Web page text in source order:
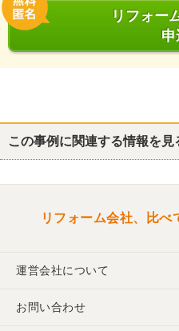
リフォー
申
他の箇所を見る
リフォーム概要 キッチン・台所 浴室・
この事例に関連する情報を見
リフォーム会社、比べ
運営会社について
お問い合わせ